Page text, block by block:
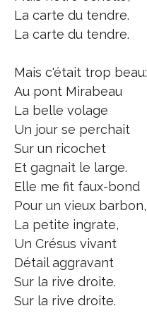
La carte du tendre.
La carte du tendre.
Mais c'était trop beau:
Au pont Mirabeau
La belle volage
Un jour se perchait
Sur un ricochet
Et gagnait le large.
Elle me fit faux-bond
Pour un vieux barbon,
La petite ingrate,
Un Crésus vivant
Détail aggravant
Sur la rive droite.
Sur la rive droite.